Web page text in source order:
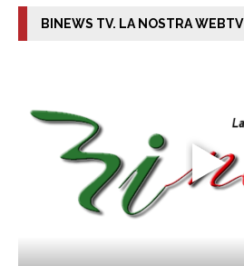
BINEWS TV. LA NOSTRA WEBTV